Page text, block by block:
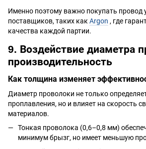
Именно поэтому важно покупать провод
поставщиков, таких как Argon , где
качества каждой партии.
9. Воздействие диаметра
производительность
Как толщина изменяет
Диаметр проволоки не только
проплавления, но и влияет на скорость
материалов.
Тонкая проволока (0,6–0,8 мм)
минимум брызг, но имеет меньшую